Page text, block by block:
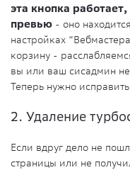
эта кнопка
превью - оно
настройках
корзину -
вы или ваш сисадмин
Теперь нужно
2. Удаление
Если вдруг дело не
страницы или не